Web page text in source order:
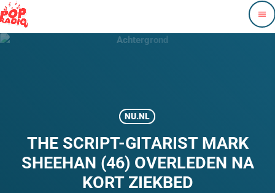
menu
NU.NL
THE SCRIPT-GITARIST MARK
SHEEHAN (46) OVERLEDEN NA
KORT ZIEKBED